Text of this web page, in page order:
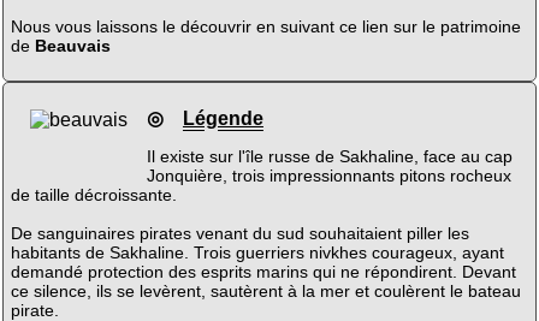
Nous vous laissons le découvrir en suivant ce lien sur le patrimoine
de Beauvais
◎ Légende
Il existe sur l'île russe de Sakhaline, face au cap
Jonquière, trois impressionnants pitons rocheux
de taille décroissante.
De sanguinaires pirates venant du sud souhaitaient piller les
habitants de Sakhaline. Trois guerriers nivkhes courageux, ayant
demandé protection des esprits marins qui ne répondirent. Devant
ce silence, ils se levèrent, sautèrent à la mer et coulèrent le bateau
pirate.